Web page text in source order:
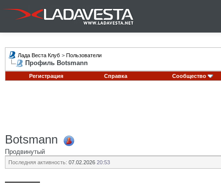
Лада Веста Клуб > Пользователи
Профиль Botsmann
Регистрация Справка Сообщество
Botsmann
Продвинутый
Последняя активность: 07.02.2026 20:53